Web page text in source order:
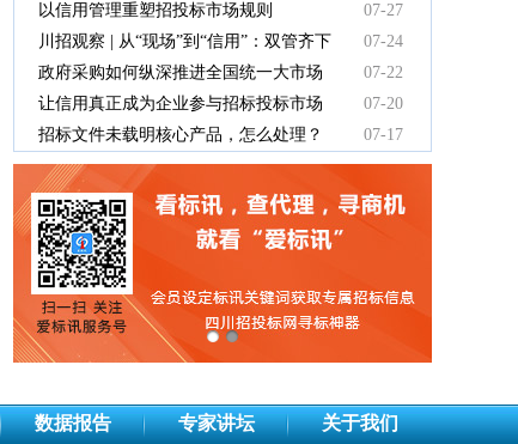
以信用管理重塑招投标市场规则
07-27
川招观察 | 从“现场”到“信用”：双管齐下
重塑招投标新秩序
07-24
政府采购如何纵深推进全国统一大市场
建设
07-22
让信用真正成为企业参与招标投标市场
竞争的“通行证”
07-20
招标文件未载明核心产品，怎么处理？
07-17
数据报告 专家讲坛 关于我们